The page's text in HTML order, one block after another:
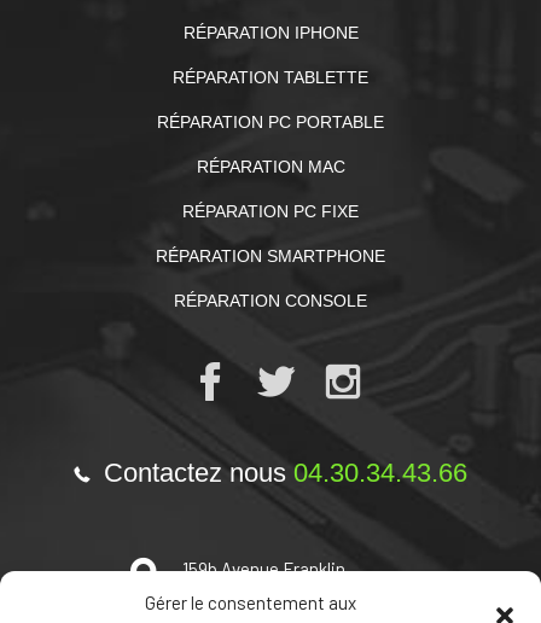
Gérer le consentement aux
RÉPARATION IPHONE
RÉPARATION TABLETTE
RÉPARATION PC PORTABLE
RÉPARATION MAC
RÉPARATION PC FIXE
RÉPARATION SMARTPHONE
RÉPARATION CONSOLE
Contactez nous 04.30.34.43.66
159b Avenue Franklin
Roosevelt 11000 Carcassonne